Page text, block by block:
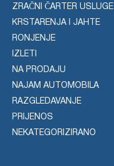
ZRAČNI ČARTER USLUGE
KRSTARENJA I JAHTE
RONJENJE
IZLETI
NA PRODAJU
NAJAM AUTOMOBILA
RAZGLEDAVANJE
PRIJENOS
NEKATEGORIZIRANO